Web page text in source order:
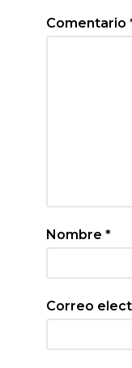
Comentario
Nombre *
Correo